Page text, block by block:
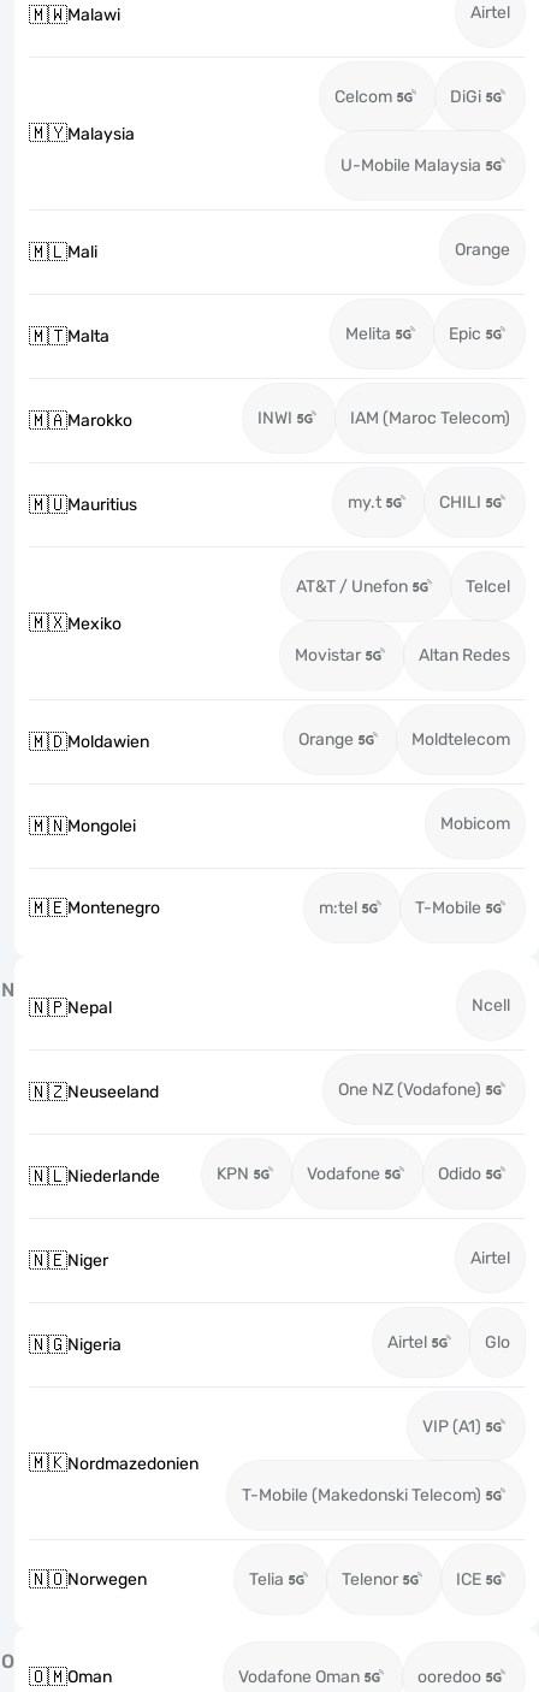
🇲🇼Malawi Airtel
🇲🇾Malaysia
Celcom DiGi
U-Mobile Malaysia
🇲🇱Mali Orange
🇲🇹Malta Melita Epic
🇲🇦Marokko INWI IAM (Maroc Telecom)
🇲🇺Mauritius my.t CHILI
🇲🇽Mexiko
AT&T / Unefon Telcel
Movistar Altan Redes
🇲🇩Moldawien Orange Moldtelecom
🇲🇳Mongolei Mobicom
🇲🇪Montenegro m:tel T-Mobile
N
🇳🇵Nepal Ncell
🇳🇿Neuseeland One NZ (Vodafone)
🇳🇱Niederlande KPN Vodafone Odido
🇳🇪Niger Airtel
🇳🇬Nigeria Airtel Glo
🇲🇰Nordmazedonien
VIP (A1)
T-Mobile (Makedonski Telecom)
🇳🇴Norwegen Telia Telenor ICE
O
🇴🇲Oman Vodafone Oman ooredoo